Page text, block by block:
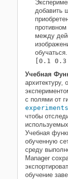
добавить
между
[0.1 0.3
Учебная
архитектуру,
с полями от
чтобы
Учебная
обученную
среду
Manager
обучение